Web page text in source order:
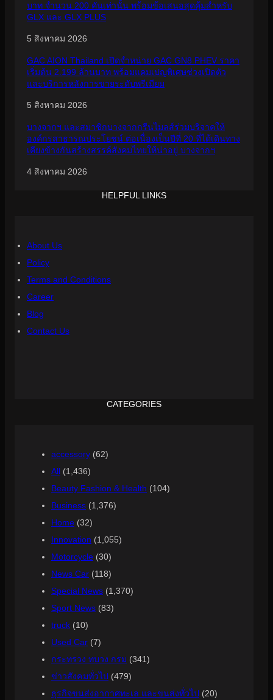
บาท จำนวน 200 คันเท่านั้น พร้อมข้อเสนอสุดคุ้มสำหรับ
GLX และ GLX PLUS
5 สิงหาคม 2026
GAC AION Thailand เปิดจำหน่าย GAC GN8 PHEV ราคา
เริ่มต้น 2.199 ล้านบาท พร้อมแคมเปญพิเศษช่วงเปิดตัว
และบริการหลังการขายระดับพรีเมียม
5 สิงหาคม 2026
บางจากฯ และสมาชิกบางจากกรีนไมลส์ร่วมบริจาคให้
องค์กรสาธารณประโยชน์ ต่อเนื่องเป็นปีที่ 20 ที่ได้เดินทาง
เคียงข้างกันสร้างสรรค์สังคมไทยให้น่าอยู่ บางจากฯ
4 สิงหาคม 2026
HELPFUL LINKS
About Us
Policy
Terms and Conditions
Career
Blog
Contact Us
CATEGORIES
accessory (62)
All (1,436)
Beauty Fashion & Health (104)
Business (1,376)
Home (32)
Innovation (1,055)
Motorcycle (30)
News Car (118)
Special News (1,370)
Sport News (83)
truck (10)
Used Car (7)
กระทรวง ทบวง กรม (341)
ข่าวสังคมทั่วไป (479)
ธุรกิจขนส่งอากาศทะเล และขนส่งทั่วไป (20)